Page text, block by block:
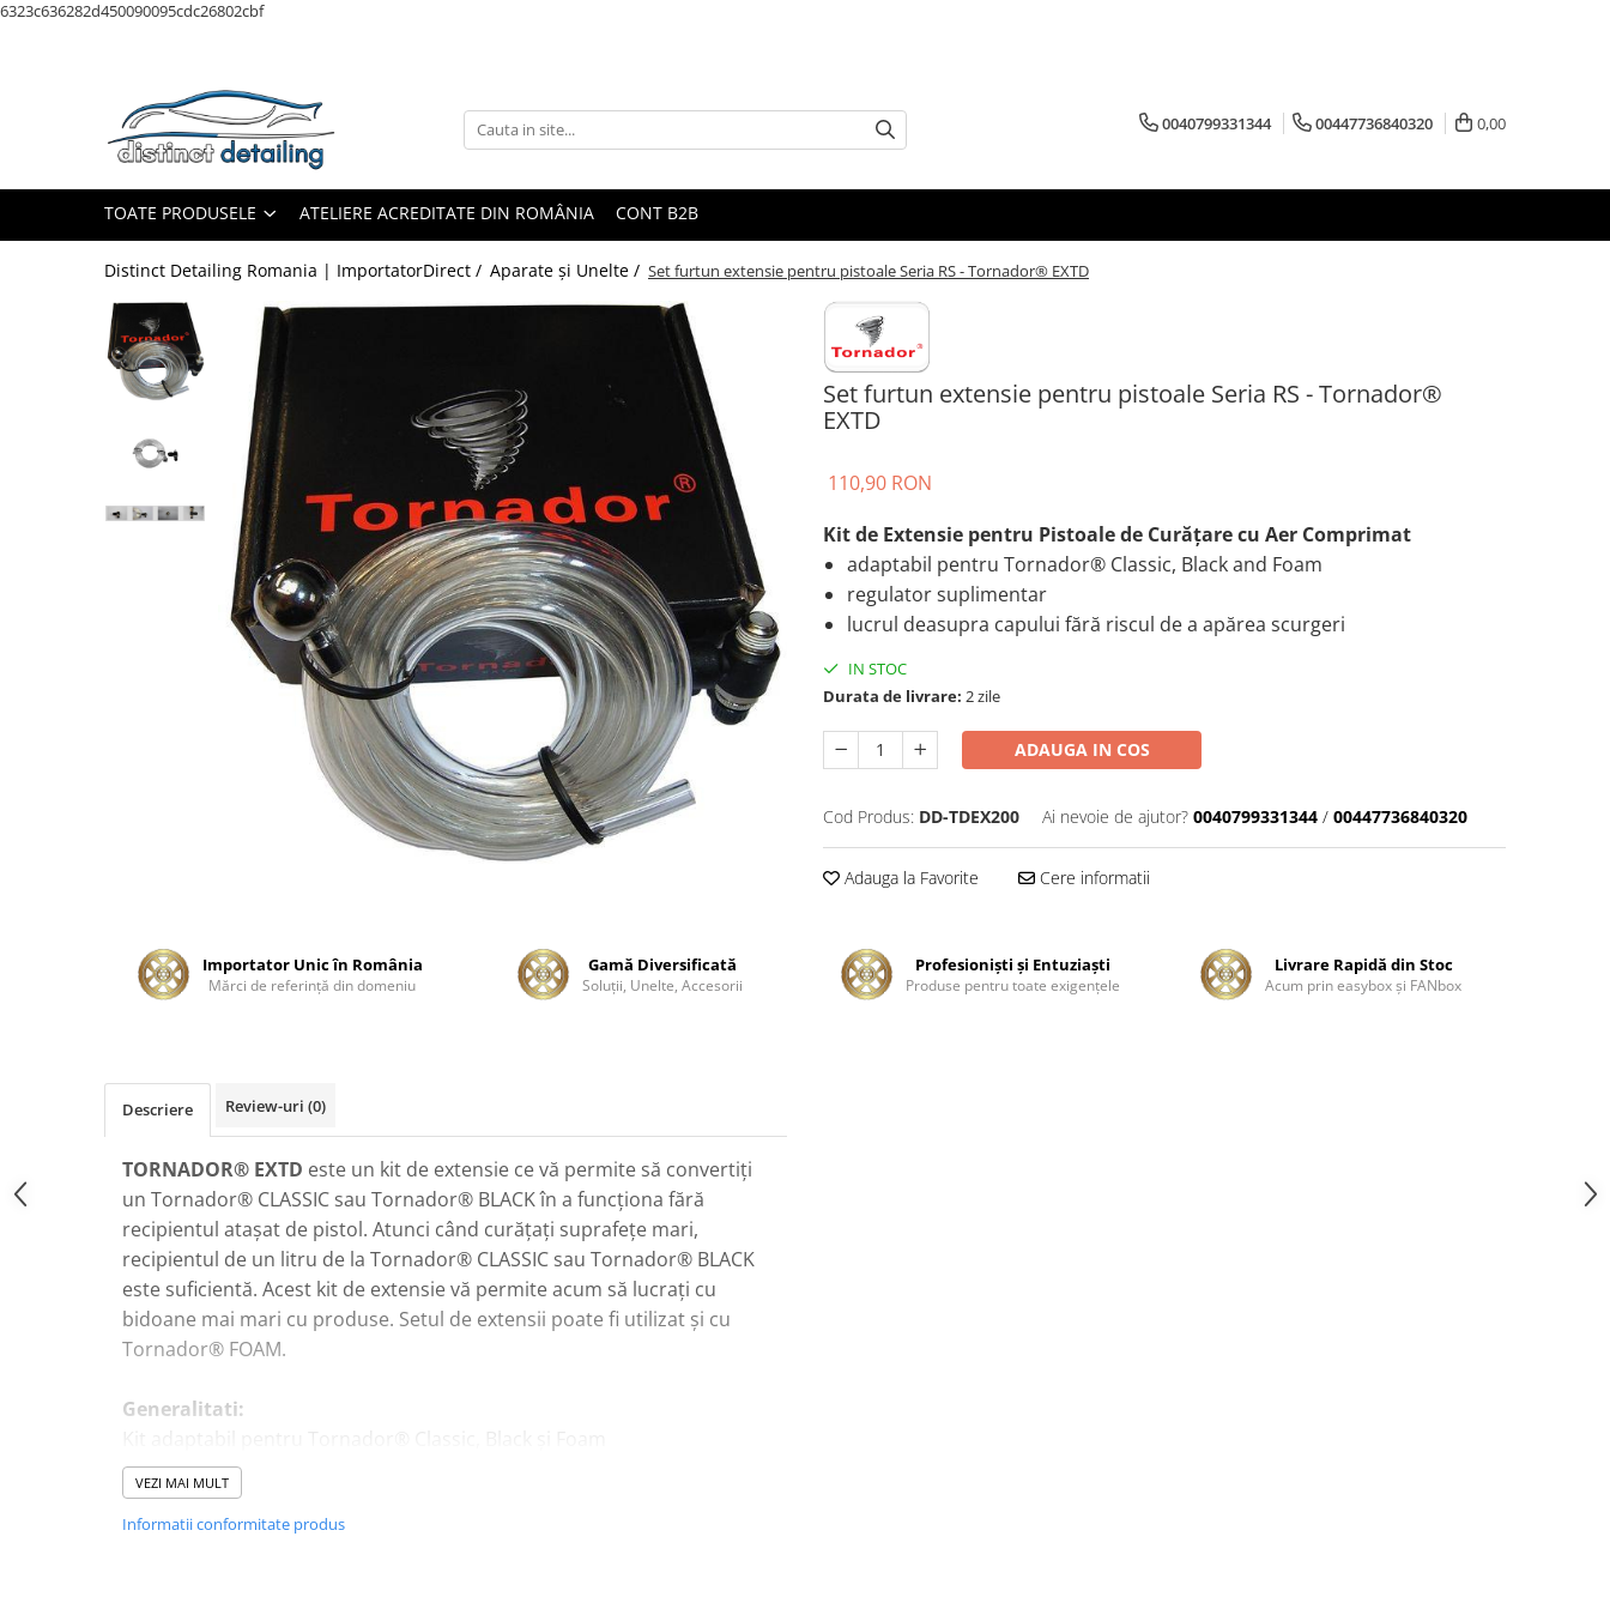
6323c636282d450090095cdc26802cbf
Aparate şi Unelte
Unelte Tornador®
Piese de Schimb Tornador®
Talere şi Piese de Schimb
Lămpi Inspecţie şi Lucru
Pre-Spălare şi Spălare
Jante şi Anvelope
Sticlă / Geamuri
Tratamente şi Întreţinere
Textile
Recondiţionare Piele
Prosoape Uscare
Lavete Microfibră
Aplicatoare Microfibră
0040799331344 00447736840320 0,00
TOATE PRODUSELE ATELIERE ACREDITATE DIN ROMÂNIA CONT B2B
Distinct Detailing Romania | ImportatorDirect / Aparate şi Unelte / Set furtun extensie pentru pistoale Seria RS - Tornador® EXTD
Set furtun extensie pentru pistoale Seria RS - Tornador®
EXTD
110,90 RON
Kit de Extensie pentru Pistoale de Curățare cu Aer Comprimat
adaptabil pentru Tornador® Classic, Black and Foam
regulator suplimentar
lucrul deasupra capului fără riscul de a apărea scurgeri
IN STOC
Durata de livrare: 2 zile
ADAUGA IN COS
Cod Produs: DD-TDEX200 Ai nevoie de ajutor? 0040799331344 / 00447736840320
Adauga la Favorite Cere informatii
Importator Unic în România
Mărci de referinţă din domeniu
Gamă Diversificată
Soluţii, Unelte, Accesorii
Profesionişti şi Entuziaşti
Produse pentru toate exigenţele
Livrare Rapidă din Stoc
Acum prin easybox şi FANbox
Descriere Review-uri (0)
TORNADOR® EXTD este un kit de extensie ce vă permite să convertiți
un Tornador® CLASSIC sau Tornador® BLACK în a funcționa fără
recipientul atașat de pistol. Atunci când curățați suprafețe mari,
recipientul de un litru de la Tornador® CLASSIC sau Tornador® BLACK
este suficientă. Acest kit de extensie vă permite acum să lucrați cu
bidoane mai mari cu produse. Setul de extensii poate fi utilizat și cu
Tornador® FOAM.
Generalitati:
Regulator suplimentar
Lucrul deasupra capului fără riscul de a apărea scurgeri
VEZI MAI MULT
Informatii conformitate produs